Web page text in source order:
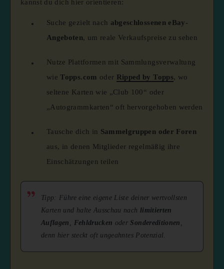
kannst du dich hier orientieren:
Suche gezielt nach abgeschlossenen eBay-
Angeboten, um reale Verkaufspreise zu sehen
Nutze Plattformen mit Sammlungsverwaltung
wieTopps.com oder Ripped by Topps, wo
seltene Karten wie „Club 100“ oder
„Autogrammkarten“ oft hervorgehoben werden
Tausche dich in Sammelgruppen oder Foren
aus, in denen Mitglieder regelmäßig ihre
Einschätzungen teilen
Tipp: Führe eine eigene Liste deiner wertvollsten
Karten und halte Ausschau nach limitierten
Auflagen
Fehldrucken oderSondereditionen
denn hier steckt oft ungeahntes Potenzial.